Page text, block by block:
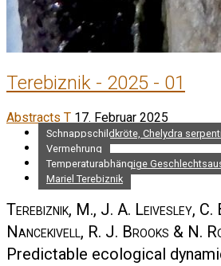
Terebiznik - 2025 - 01
Abstracts T 17. Februar 2025
Schnappschildkröte, Chelydra
Vermehrung
Temperaturabhängige
Mariel Terebiznik
Terebiznik, M., J. A. Leivesley, C.
Nancekivell, R. J. Brooks & N.
Predictable ecological